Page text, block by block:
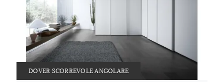
DOVER SCORREVOLE ANGOLARE